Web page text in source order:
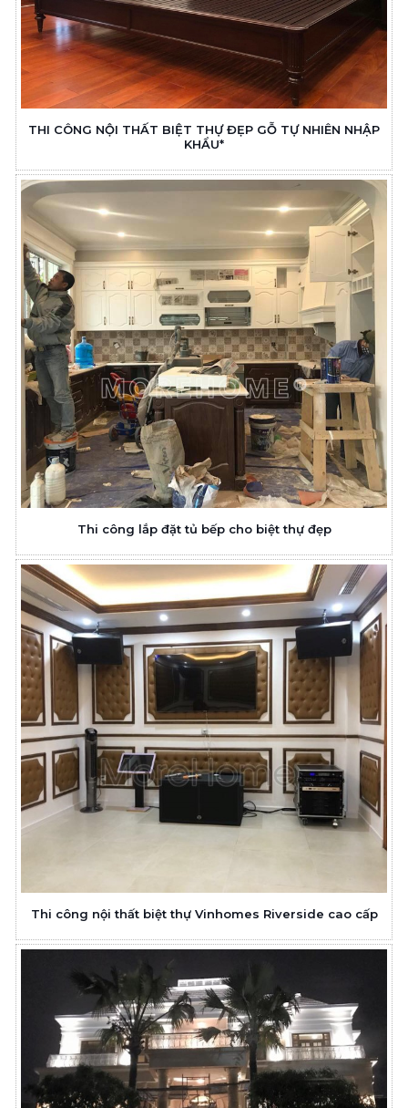
THI CÔNG NỘI THẤT BIỆT THỰ ĐẸP GỖ TỰ NHIÊN NHẬP
KHẨU*
Thi công lắp đặt tủ bếp cho biệt thự đẹp
Thi công nội thất biệt thự Vinhomes Riverside cao cấp